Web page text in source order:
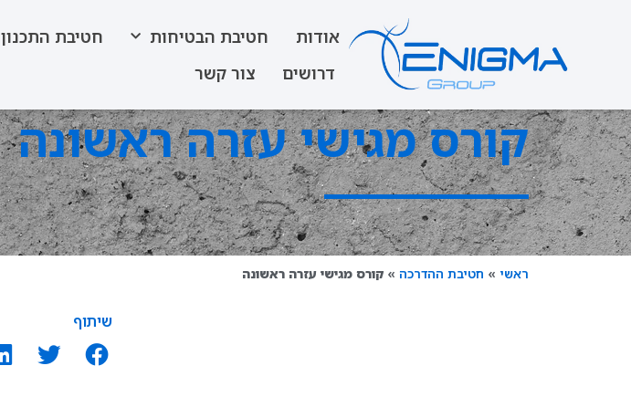
אודות חטיבת הבטיחות חטיבת התכנון
דרושים
צור קשר
קורס מגישי עזרה ראשונה
ראשי » חטיבת ההדרכה » קורס מגישי עזרה ראשונה
שיתוף